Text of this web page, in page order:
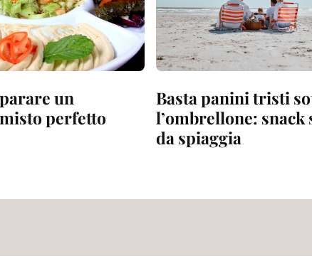
un
perfetto
Basta panini tristi
l’ombrellone: snack
da spiaggia